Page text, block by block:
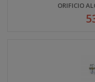
ORIFICIO